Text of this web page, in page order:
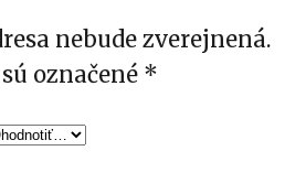
nebude zverejnená.
označené *